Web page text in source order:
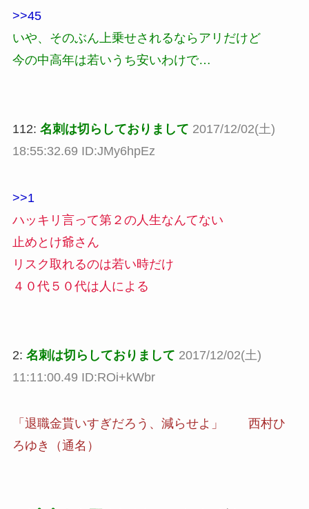
>>45
いや、そのぶん上乗せされるならアリだけど
今の中高年は若いうち安いわけで…
112: 名刺は切らしておりまして 2017/12/02(土)
18:55:32.69 ID:JMy6hpEz
>>1
ハッキリ言って第２の人生なんてない
止めとけ爺さん
リスク取れるのは若い時だけ
４０代５０代は人による
2: 名刺は切らしておりまして 2017/12/02(土)
11:11:00.49 ID:ROi+kWbr
「退職金貰いすぎだろう、減らせよ」 西村ひ
ろゆき（通名）